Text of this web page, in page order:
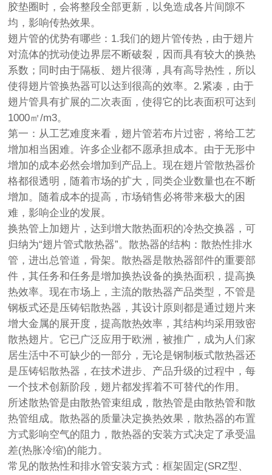
胶垫圈时，会将整段全部更新，以免造成各片间隙不
均，影响传热效果。
翅片管的优势有哪些：1.我们的翅片管传热，由于翅片
对流体的扰动使边界层不断破裂，因而具有较大的换热
系数；同时由于隔板、翅片很薄，具有高导热性，所以
使得翅片管换热器可以达到很高的效率。2.紧凑，由于
翅片管具有扩展的二次表面，使得它的比表面积可达到
1000㎡/m3。
第一：从工艺难度来看，翅片管若布片过密，将给工艺
增加相当困难。许多企业都不愿承担成本。由于无形中
增加的成本必然会增加到产品上。现在翅片管散热器价
格都很透明，随着市场的扩大，同类企业数量也在不断
增加。随着成本的提高，市场销售必将带来极大的困
难，影响企业的发展。
换热管上加翅片，达到增大散热面积的冷热交换器，可
归纳为“翅片管式散热器”。散热器的结构：散热性排水
管，进出总管道，骨架。散热器是散热器部件的重要部
件，其任务和任务是增加换热设备的换热面积，提高换
热效率。现在市场上，主流的散热器产品类型，不管是
钢板式还是压铸铝散热器，其设计原则都是通过翅片来
增大金属的展开度，提高散热效率，其结构均采用致密
散热翅片。它已广泛应用于欧洲，被推广，成为人们家
居生活中不可缺少的一部分，无论是钢制板式散热器还
是压铸铝散热器，在技术进步、产品升级的过程中，每
一个技术创新阶段，翅片都发挥着不可替代的作用。
所述散热管是由散热管束组成，散热管是由散热管和散
热管组成。散热器的质量决定换热效果，散热器的布置
方式影响空气的阻力，散热器的安装方式决定了承受温
差(热胀冷缩)的能力。
常见的散热性和排水管安装方式：框架固定(SRZ型、